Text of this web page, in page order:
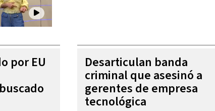
por EU Desarticulan banda
criminal que asesinó a
gerentes de empresa
tecnológica